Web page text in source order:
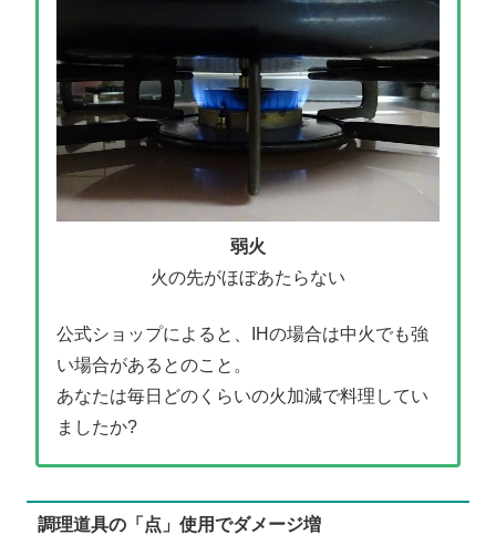
弱火
火の先がほぼあたらない
公式ショップによると、IHの場合は中火でも強
い場合があるとのこと。
あなたは毎日どのくらいの火加減で料理してい
ましたか?
調理道具の「点」使用でダメージ増